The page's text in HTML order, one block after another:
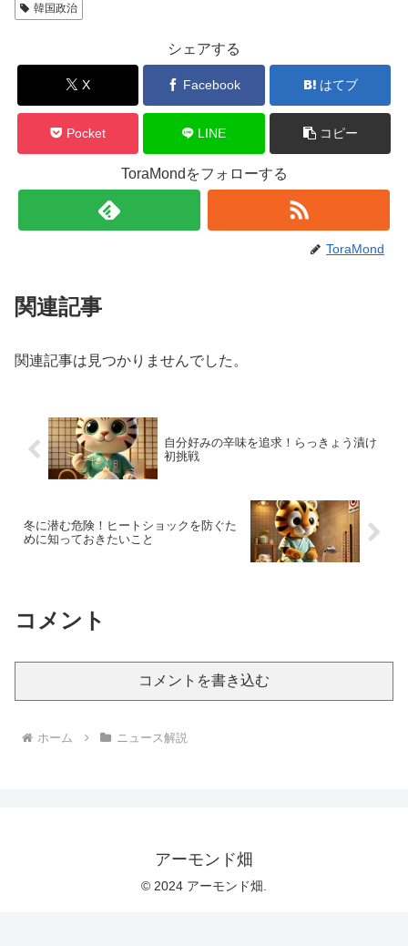
韓国政治
シェアする
X Facebook はてブ
Pocket LINE コピー
ToraMondをフォローする
ToraMond
関連記事
関連記事は見つかりませんでした。
自分好みの辛味を追求！らっきょう漬け
初挑戦
冬に潜む危険！ヒートショックを防ぐた
めに知っておきたいこと
コメント
コメントを書き込む
ホーム ニュース解説
アーモンド畑
© 2024 アーモンド畑.